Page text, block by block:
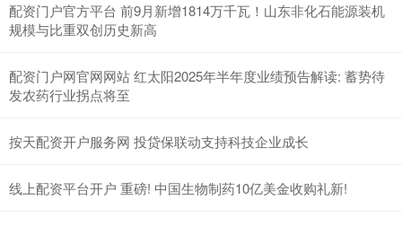
配资门户官方平台 前9月新增1814万千瓦！山东非化石能源装机
规模与比重双创历史新高
配资门户网官网网站 红太阳2025年半年度业绩预告解读: 蓄势待
发农药行业拐点将至
按天配资开户服务网 投贷保联动支持科技企业成长
线上配资平台开户 重磅! 中国生物制药10亿美金收购礼新!